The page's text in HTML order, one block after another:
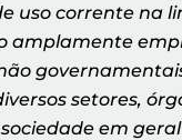
uso corrente na
amplamente
setores,
em